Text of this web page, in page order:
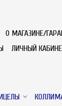
О МАГАЗИНЕ/
ЛИЧНЫЙ